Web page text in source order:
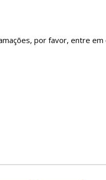
por favor, entre